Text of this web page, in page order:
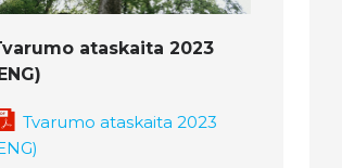
ataskaita 2023
Tvarumo ataskaita 2023